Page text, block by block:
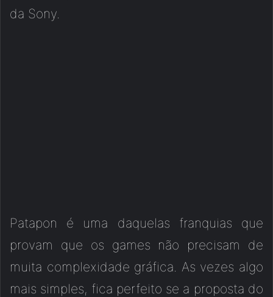
da Sony.
Patapon é uma daquelas franquias que
provam que os games não precisam de
muita complexidade gráfica. As vezes algo
mais simples, fica perfeito se a proposta do